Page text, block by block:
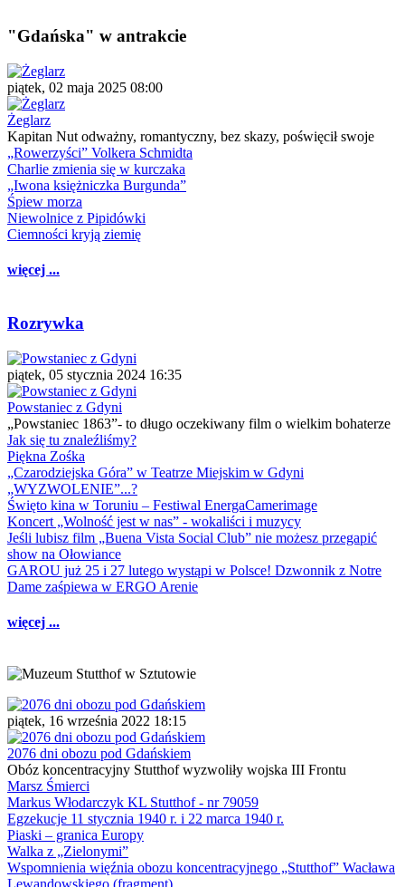
"Gdańska" w antrakcie
piątek, 02 maja 2025 08:00
Żeglarz
Kapitan Nut odważny, romantyczny, bez skazy, poświęcił swoje
„Rowerzyści” Volkera Schmidta
Charlie zmienia się w kurczaka
„Iwona księżniczka Burgunda”
Śpiew morza
Niewolnice z Pipidówki
Ciemności kryją ziemię
więcej ...
Rozrywka
piątek, 05 stycznia 2024 16:35
Powstaniec z Gdyni
„Powstaniec 1863”- to długo oczekiwany film o wielkim bohaterze
Jak się tu znaleźliśmy?
Piękna Zośka
„Czarodziejska Góra” w Teatrze Miejskim w Gdyni
„WYZWOLENIE”...?
Święto kina w Toruniu – Festiwal EnergaCamerimage
Koncert „Wolność jest w nas” - wokaliści i muzycy
Jeśli lubisz film „Buena Vista Social Club” nie możesz przegapić
show na Ołowiance
GAROU już 25 i 27 lutego wystąpi w Polsce! Dzwonnik z Notre
Dame zaśpiewa w ERGO Arenie
więcej ...
piątek, 16 września 2022 18:15
2076 dni obozu pod Gdańskiem
Obóz koncentracyjny Stutthof wyzwoliły wojska III Frontu
Marsz Śmierci
Markus Włodarczyk KL Stutthof - nr 79059
Egzekucje 11 stycznia 1940 r. i 22 marca 1940 r.
Piaski – granica Europy
Walka z „Zielonymi”
Wspomnienia więźnia obozu koncentracyjnego „Stutthof” Wacława